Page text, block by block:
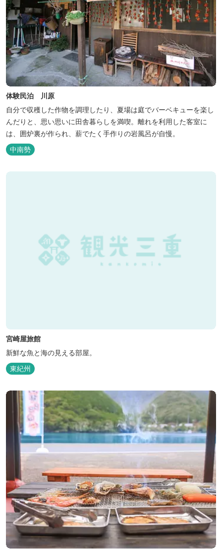
体験民泊 川原
自分で収穫した作物を調理したり、夏場は庭でバーベキューを楽し
んだりと、思い思いに田舎暮らしを満喫。離れを利用した客室に
は、囲炉裏が作られ、薪でたく手作りの岩風呂が自慢。
中南勢
宮崎屋旅館
新鮮な魚と海の見える部屋。
東紀州